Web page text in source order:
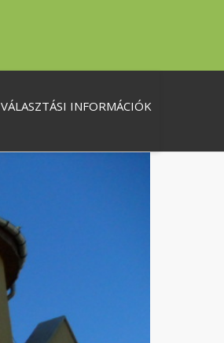
VÁLASZTÁSI INFORMÁCIÓK